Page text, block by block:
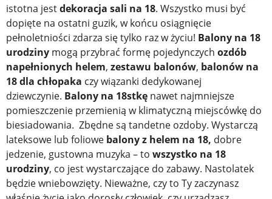
istotna jestdekoracja sali na 18. Wszystko musi być
dopięte na ostatni guzik, w końcu osiągnięcie
pełnoletniości zdarza się tylko raz w życiu! Balony na 18
urodziny mogą przybrać formę pojedynczych ozdób
napełnionych helem, zestawu balonów, balonów na
18 dla chłopaka czy wiązanki dedykowanej
dziewczynie. Balony na 18stkę nawet najmniejsze
pomieszczenie przemienią w klimatyczną miejscówkę do
biesiadowania. Zbędne są tandetne ozdoby. Wystarczą
lateksowe lub foliowe balony z helem na 18, dobre
jedzenie, gustowna muzyka – to wszystko na 18
urodziny, co jest wystarczające do zabawy. Nastolatek
będzie wniebowzięty. Nieważne, czy to Ty zaczynasz